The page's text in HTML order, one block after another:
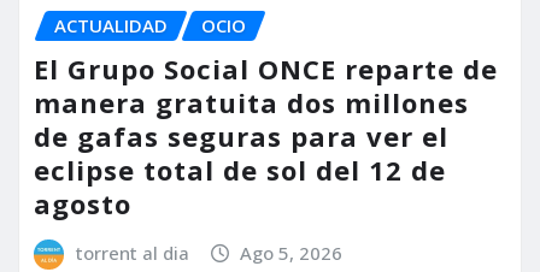
ACTUALIDAD OCIO
El Grupo Social ONCE reparte de
manera gratuita dos millones
de gafas seguras para ver el
eclipse total de sol del 12 de
agosto
torrent al dia Ago 5, 2026